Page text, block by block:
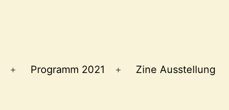
Menü
Programm 2021
Menü
Zine Ausstellung